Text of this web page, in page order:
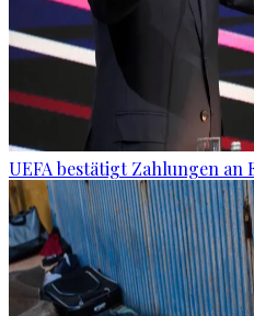
UEFA bestätigt Zahlungen